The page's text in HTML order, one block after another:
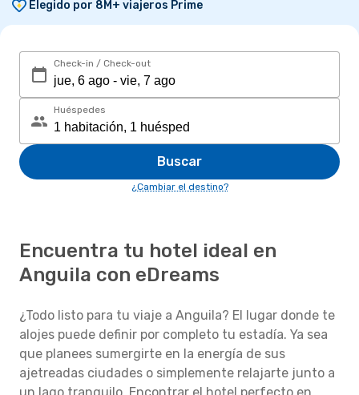
Elegido por 8M+ viajeros Prime
Check-in / Check-out
Huéspedes
Buscar
¿Cambiar el destino?
Encuentra tu hotel ideal en
Anguila con eDreams
¿Todo listo para tu viaje a Anguila? El lugar donde te
alojes puede definir por completo tu estadía. Ya sea
que planees sumergirte en la energía de sus
ajetreadas ciudades o simplemente relajarte junto a